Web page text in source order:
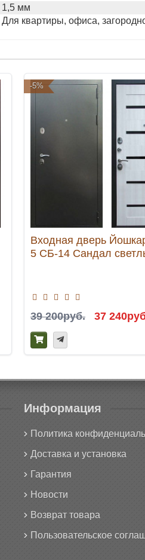
1,5 мм
Для квартиры, офиса,
-5%
Входная дверь
5 СБ-14 Сандал
39 200руб. 37
Информация
Политика
Доставка и установка
Гарантия
Новости
Возврат товара
Пользовательское